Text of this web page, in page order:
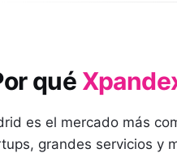
qué
es el mercado más
grandes servicios y